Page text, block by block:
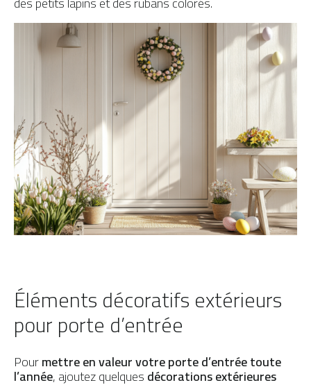
Éléments décoratifs extérieurs
pour porte d’entrée
Pourmettre en valeur votre porte d’entrée toute
l’année, ajoutez quelquesdécorations extérieures